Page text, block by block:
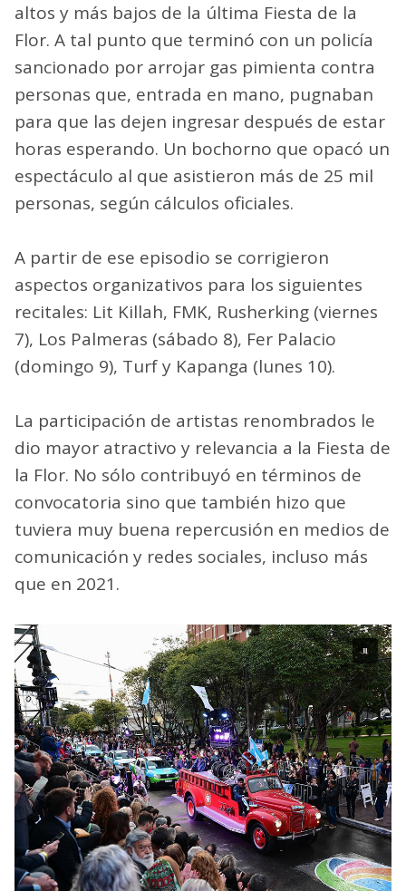
altos y más bajos de la última Fiesta de la
Flor. A tal punto que terminó con un policía
sancionado por arrojar gas pimienta contra
personas que, entrada en mano, pugnaban
para que las dejen ingresar después de estar
horas esperando. Un bochorno que opacó un
espectáculo al que asistieron más de 25 mil
personas, según cálculos oficiales.
A partir de ese episodio se corrigieron
aspectos organizativos para los siguientes
recitales: Lit Killah, FMK, Rusherking (viernes
7), Los Palmeras (sábado 8), Fer Palacio
(domingo 9), Turf y Kapanga (lunes 10).
La participación de artistas renombrados le
dio mayor atractivo y relevancia a la Fiesta de
la Flor. No sólo contribuyó en términos de
convocatoria sino que también hizo que
tuviera muy buena repercusión en medios de
comunicación y redes sociales, incluso más
que en 2021.